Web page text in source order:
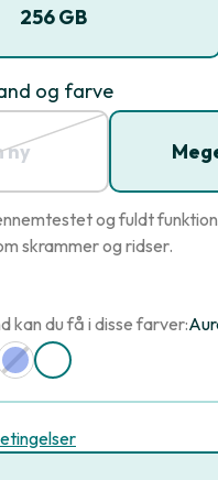
256 GB
og farve
ny
og fuldt
skrammer og ridser.
kan du få i disse farver: